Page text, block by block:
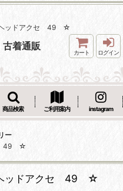
ッドアクセ 49 ☆
古着通販
カート ログイン
商品検索 ご利用案内 instagram
ー
49 ☆
ッドアクセ 49 ☆